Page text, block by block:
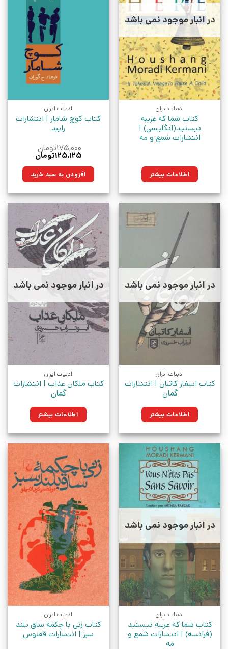
در انبار موجود نمی باشد
ادبیات ایران
کتاب شما که غریبه
نیستید(انگلیسی) |
انتشارات شمع و مه
اطلاعات بیشتر
ادبیات ایران
کتاب کوچ شامار | انتشارات
رایبد
۱۷۵,۰۰۰تومان
قیمت
۱۷۵,۰۰۰تومان
بود.
۱۲۵,۱۲۵تومان
۱۲۵,۱۲۵تومان.افزودن به سبد خرید
در انبار موجود نمی باشد
ادبیات ایران
کتاب اسفار کاتبان | انتشارات
گمان
اطلاعات بیشتر
در انبار موجود نمی باشد
ادبیات ایران
کتاب ملکان عذاب | انتشارات
گمان
اطلاعات بیشتر
در انبار موجود نمی باشد
ادبیات ایران
کتاب شما که غریبه نیستید
(فرانسه) | انتشارات شمع و
مه
ادبیات ایران
کتاب زنی با چکمه ساق بلند
سبز | انتشارات ققنوس